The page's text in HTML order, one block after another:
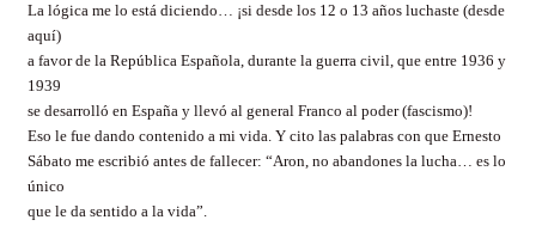
La lógica me lo está diciendo… ¡si desde los 12 o 13 años luchaste (desde
aquí)
a favor de la República Española, durante la guerra civil, que entre 1936 y
1939
se desarrolló en España y llevó al general Franco al poder (fascismo)!
Eso le fue dando contenido a mi vida. Y cito las palabras con que Ernesto
Sábato me escribió antes de fallecer: “Aron, no abandones la lucha… es lo
único
que le da sentido a la vida”.